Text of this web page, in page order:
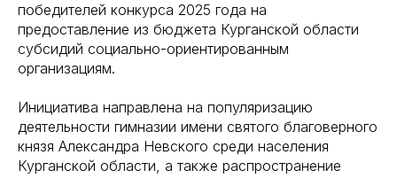
победителей конкурса 2025 года на
предоставление из бюджета Курганской области
субсидий социально-ориентированным
организациям.
Инициатива направлена на популяризацию
деятельности гимназии имени святого благоверного
князя Александра Невского среди населения
Курганской области, а также распространение